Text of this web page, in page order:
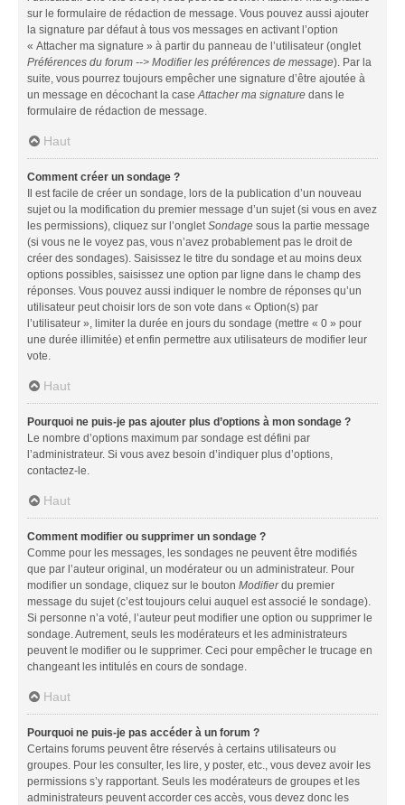
sur le formulaire de rédaction de message. Vous pouvez aussi ajouter
la signature par défaut à tous vos messages en activant l’option
« Attacher ma signature » à partir du panneau de l’utilisateur (onglet
Préférences du forum --> Modifier les préférences de message). Par la
suite, vous pourrez toujours empêcher une signature d’être ajoutée à
un message en décochant la case Attacher ma signature dans le
formulaire de rédaction de message.
Haut
Comment créer un sondage ?
Il est facile de créer un sondage, lors de la publication d’un nouveau
sujet ou la modification du premier message d’un sujet (si vous en avez
les permissions), cliquez sur l’onglet Sondage sous la partie message
(si vous ne le voyez pas, vous n’avez probablement pas le droit de
créer des sondages). Saisissez le titre du sondage et au moins deux
options possibles, saisissez une option par ligne dans le champ des
réponses. Vous pouvez aussi indiquer le nombre de réponses qu’un
utilisateur peut choisir lors de son vote dans « Option(s) par
l’utilisateur », limiter la durée en jours du sondage (mettre « 0 » pour
une durée illimitée) et enfin permettre aux utilisateurs de modifier leur
vote.
Haut
Pourquoi ne puis-je pas ajouter plus d’options à mon sondage ?
Le nombre d’options maximum par sondage est défini par
l’administrateur. Si vous avez besoin d’indiquer plus d’options,
contactez-le.
Haut
Comment modifier ou supprimer un sondage ?
Comme pour les messages, les sondages ne peuvent être modifiés
que par l’auteur original, un modérateur ou un administrateur. Pour
modifier un sondage, cliquez sur le bouton Modifierdu premier
message du sujet (c’est toujours celui auquel est associé le sondage).
Si personne n’a voté, l’auteur peut modifier une option ou supprimer le
sondage. Autrement, seuls les modérateurs et les administrateurs
peuvent le modifier ou le supprimer. Ceci pour empêcher le trucage en
changeant les intitulés en cours de sondage.
Haut
Pourquoi ne puis-je pas accéder à un forum ?
Certains forums peuvent être réservés à certains utilisateurs ou
groupes. Pour les consulter, les lire, y poster, etc., vous devez avoir les
permissions s’y rapportant. Seuls les modérateurs de groupes et les
administrateurs peuvent accorder ces accès, vous devez donc les